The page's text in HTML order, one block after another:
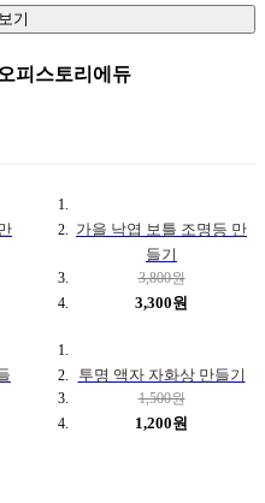
기
피스토리에듀
가을 낙엽 보틀 조명등 만
들기
3,800원
3,300원
투명 액자 자화상 만들기
1,500원
1,200원